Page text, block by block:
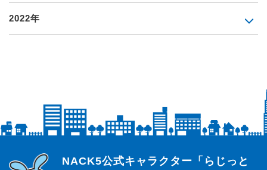
2022年
らじっと君
NACK5公式キャラクター「らじっと